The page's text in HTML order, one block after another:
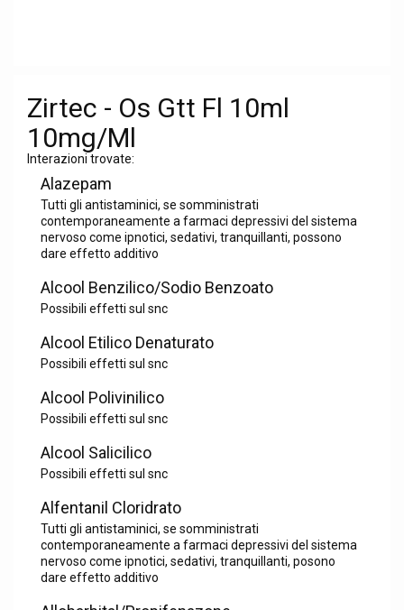
Zirtec - Os Gtt Fl 10ml
10mg/Ml
Interazioni trovate:
Alazepam
Tutti gli antistaminici, se somministrati
contemporaneamente a farmaci depressivi del sistema
nervoso come ipnotici, sedativi, tranquillanti, possono
dare effetto additivo
Alcool Benzilico/Sodio Benzoato
Possibili effetti sul snc
Alcool Etilico Denaturato
Possibili effetti sul snc
Alcool Polivinilico
Possibili effetti sul snc
Alcool Salicilico
Possibili effetti sul snc
Alfentanil Cloridrato
Tutti gli antistaminici, se somministrati
contemporaneamente a farmaci depressivi del sistema
nervoso come ipnotici, sedativi, tranquillanti, posono
dare effetto additivo